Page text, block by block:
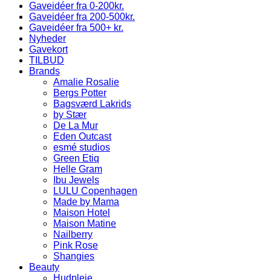
Gaveidéer fra 0-200kr.
Gaveidéer fra 200-500kr.
Gaveidéer fra 500+ kr.
Nyheder
Gavekort
TILBUD
Brands
Amalie Rosalie
Bergs Potter
Bagsværd Lakrids
by Stær
De La Mur
Eden Outcast
esmé studios
Green Etiq
Helle Gram
Ibu Jewels
LULU Copenhagen
Made by Mama
Maison Hotel
Maison Matine
Nailberry
Pink Rose
Shangies
Beauty
Hudpleje